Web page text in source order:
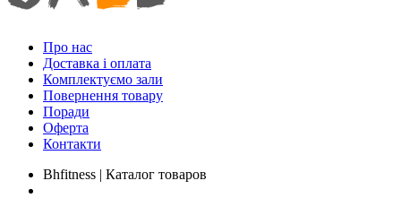
Про нас
Доставка і оплата
Комплектуємо зали
Повернення товару
Поради
Оферта
Контакти
Bhfitness | Каталог товаров